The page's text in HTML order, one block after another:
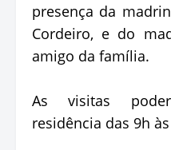
presença da
Cordeiro, e do
amigo da família.
As visitas
residência das 9h